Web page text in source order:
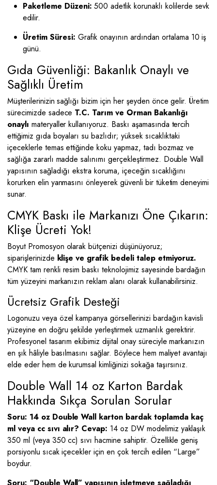
Paketleme Düzeni: 500 adetlik korunaklı kolilerde sevk
edilir.
Üretim Süresi: Grafik onayının ardından ortalama 10 iş
günü.
Gıda Güvenliği: Bakanlık Onaylı ve
Sağlıklı Üretim
Müşterilerinizin sağlığı bizim için her şeyden önce gelir. Üretim
sürecimizde sadece T.C. Tarım ve Orman Bakanlığı
onaylı materyaller kullanıyoruz. Baskı aşamasında tercih
ettiğimiz gıda boyaları su bazlıdır; yüksek sıcaklıktaki
içeceklerle temas ettiğinde koku yapmaz, tadı bozmaz ve
sağlığa zararlı madde salınımı gerçekleştirmez. Double Wall
yapısının sağladığı ekstra koruma, içeceğin sıcaklığını
korurken elin yanmasını önleyerek güvenli bir tüketim deneyimi
sunar.
CMYK Baskı ile Markanızı Öne Çıkarın:
Klişe Ücreti Yok!
Boyut Promosyon olarak bütçenizi düşünüyoruz;
siparişlerinizde klişe ve grafik bedeli talep etmiyoruz.
CMYK tam renkli resim baskı teknolojimiz sayesinde bardağın
tüm yüzeyini markanızın reklam alanı olarak kullanabilirsiniz.
Ücretsiz Grafik Desteği
Logonuzu veya özel kampanya görsellerinizi bardağın kavisli
yüzeyine en doğru şekilde yerleştirmek uzmanlık gerektirir.
Profesyonel tasarım ekibimiz dijital onay süreciyle markanızın
en şık hâliyle basılmasını sağlar. Böylece hem maliyet avantajı
elde eder hem de kurumsal kimliğinizi sokağa taşırsınız.
Double Wall 14 oz Karton Bardak
Hakkında Sıkça Sorulan Sorular
Soru: 14 oz Double Wall karton bardak toplamda kaç
ml veya cc sıvı alır? Cevap: 14 oz DW modelimiz yaklaşık
350 ml (veya 350 cc) sıvı hacmine sahiptir. Özellikle geniş
porsiyonlu sıcak içecekler için en çok tercih edilen “Large”
boydur.